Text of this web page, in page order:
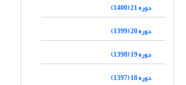
دوره 21 (1400)
دوره 20 (1399)
دوره 19 (1398)
دوره 18 (1397)